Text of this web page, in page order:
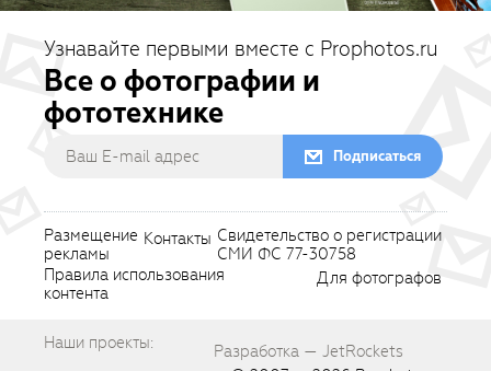
Узнавайте первыми вместе с Prophotos.ru
Все о фотографии и
фототехнике
Подписаться
Размещение
рекламы
Контакты Свидетельство о регистрации
СМИ ФС 77-30758
Правила использования
контента
Для фотографов
Наши проекты:
Разработка — JetRockets